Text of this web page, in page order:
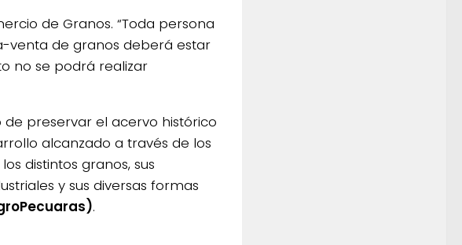
de Granos. “Toda persona
venta de granos deberá estar
no se podrá realizar
de preservar el acervo histórico
alcanzado a través de los
distintos granos, sus
y sus diversas formas
.